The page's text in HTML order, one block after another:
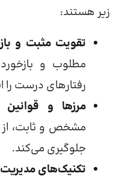
زیر هستند:
تقویت مثبت و
مطلوب و
رفتارهای درست
مرزها و
مشخص و ثابت، از
جلوگیری می‌کند.
تکنیک‌های